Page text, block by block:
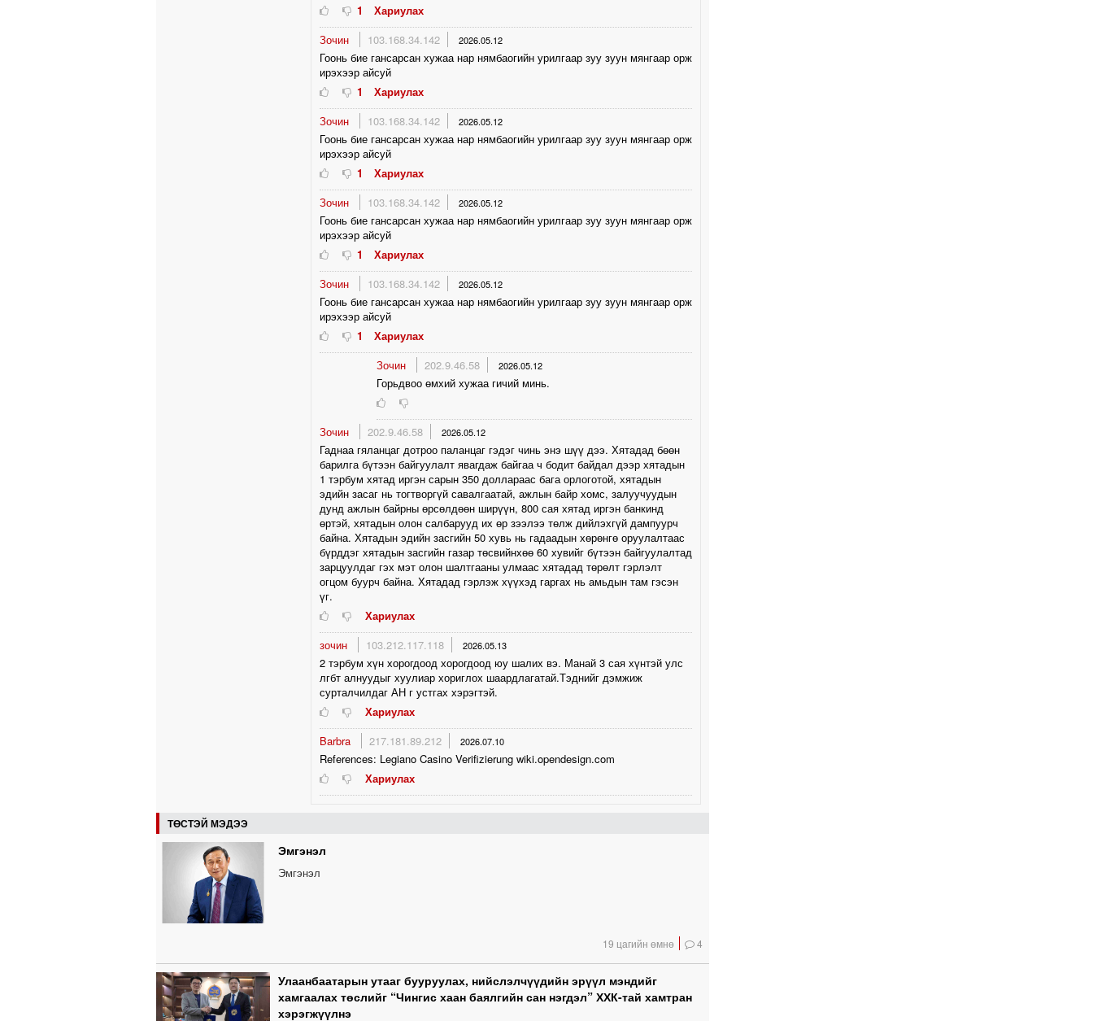
1
Хариулах
Зочин
103.168.34.142 2026.05.12
Гоонь бие гансарсан хужаа нар нямбаогийн урилгаар зуу зуун мянгаар орж
ирэхээр айсуй
1
Хариулах
Зочин
103.168.34.142 2026.05.12
Гоонь бие гансарсан хужаа нар нямбаогийн урилгаар зуу зуун мянгаар орж
ирэхээр айсуй
1
Хариулах
Зочин
103.168.34.142 2026.05.12
Гоонь бие гансарсан хужаа нар нямбаогийн урилгаар зуу зуун мянгаар орж
ирэхээр айсуй
1
Хариулах
Зочин
103.168.34.142 2026.05.12
Гоонь бие гансарсан хужаа нар нямбаогийн урилгаар зуу зуун мянгаар орж
ирэхээр айсуй
1
Хариулах
Зочин
202.9.46.58 2026.05.12
Горьдвоо өмхий хужаа гичий минь.
Зочин 202.9.46.58 2026.05.12
Гаднаа гяланцаг дотроо паланцаг гэдэг чинь энэ шүү дээ. Хятадад бөөн
барилга бүтээн байгуулалт явагдаж байгаа ч бодит байдал дээр хятадын
1 тэрбум хятад иргэн сарын 350 доллараас бага орлоготой, хятадын
эдийн засаг нь тогтворгүй савалгаатай, ажлын байр хомс, залуучуудын
дунд ажлын байрны өрсөлдөөн ширүүн, 800 сая хятад иргэн банкинд
өртэй, хятадын олон салбарууд их өр зээлээ төлж дийлэхгүй дампуурч
байна. Хятадын эдийн засгийн 50 хувь нь гадаадын хөрөнгө оруулалтаас
бүрддэг хятадын засгийн газар төсвийнхөө 60 хувийг бүтээн байгуулалтад
зарцуулдаг гэх мэт олон шалтгааны улмаас хятадад төрөлт гэрлэлт
огцом буурч байна. Хятадад гэрлэж хүүхэд гаргах нь амьдын там гэсэн
үг.
Хариулах
зочин
103.212.117.118 2026.05.13
2 тэрбум хүн хорогдоод хорогдоод юу шалих вэ. Манай 3 сая хүнтэй улс
лгбт алнуудыг хуулиар хориглох шаардлагатай.Тэднийг дэмжиж
сурталчилдаг АН г устгах хэрэгтэй.
Хариулах
Barbra
217.181.89.212 2026.07.10
References: Legiano Casino Verifizierung wiki.opendesign.com
Хариулах
ТӨСТЭЙ МЭДЭЭ
Эмгэнэл
Эмгэнэл
19 цагийн өмнө 4
Улаанбаатарын утааг бууруулах, нийслэлчүүдийн эрүүл мэндийг
хамгаалах төслийг “Чингис хаан баялгийн сан нэгдэл” ХХК-тай хамтран
хэрэгжүүлнэ